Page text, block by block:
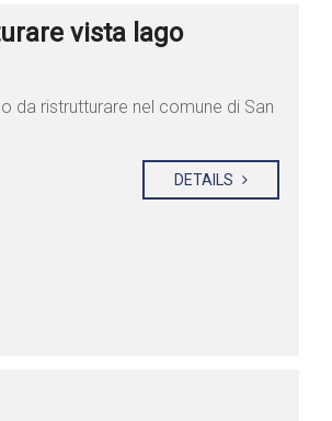
vista lago
da ristrutturare nel comune di San
DETAILS